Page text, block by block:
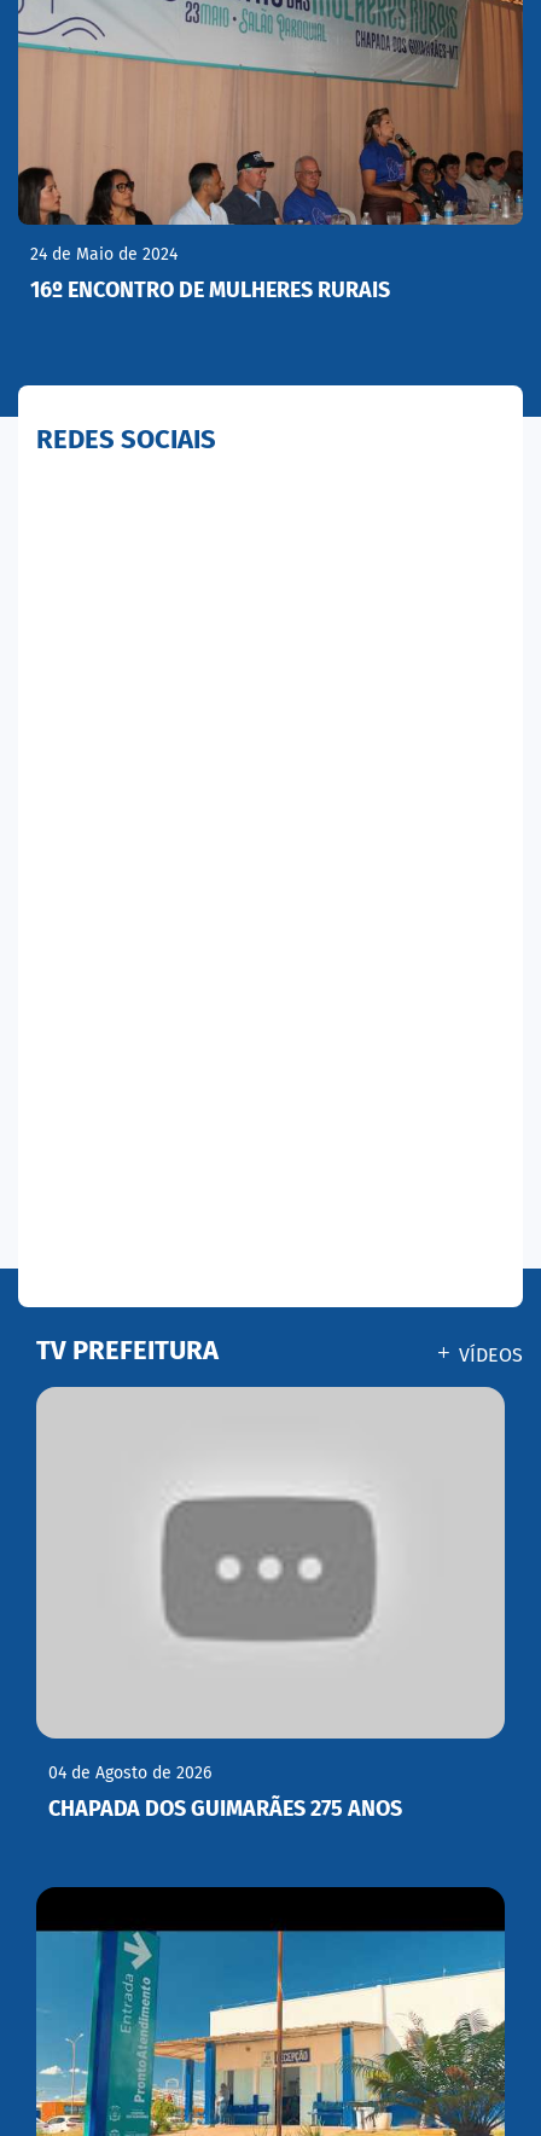
24 de Maio de 2024
16º ENCONTRO DE MULHERES RURAIS
REDES SOCIAIS
TV PREFEITURA VÍDEOS
04 de Agosto de 2026
CHAPADA DOS GUIMARÃES 275 ANOS